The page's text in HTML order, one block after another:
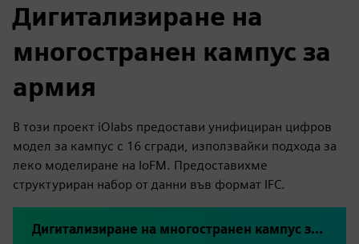
Дигитализиране на
многостранен кампус за
армия
В този проект iOlabs предостави унифициран цифров
модел за кампус с 16 сгради, използвайки подхода за
леко моделиране на IoFM. Предоставихме
структуриран набор от данни във формат IFC.
Дигитализиране на многостранен кампус за армия